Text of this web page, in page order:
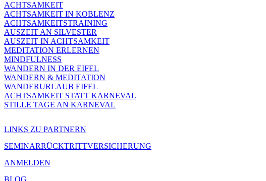
ACHTSAMKEIT
ACHTSAMKEIT IN KOBLENZ
ACHTSAMKEITSTRAINING
AUSZEIT AN SILVESTER
AUSZEIT IN ACHTSAMKEIT
MEDITATION ERLERNEN
MINDFULNESS
WANDERN IN DER EIFEL
WANDERN & MEDITATION
WANDERURLAUB EIFEL
ACHTSAMKEIT STATT KARNEVAL
STILLE TAGE AN KARNEVAL
LINKS ZU PARTNERN
SEMINARRÜCKTRITTVERSICHERUNG
ANMELDEN